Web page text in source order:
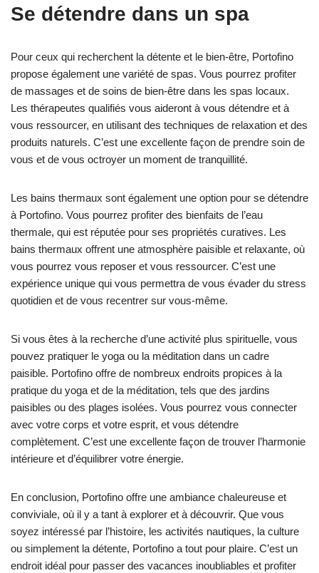
Se détendre dans un spa
Pour ceux qui recherchent la détente et le bien-être, Portofino
propose également une variété de spas. Vous pourrez profiter
de massages et de soins de bien-être dans les spas locaux.
Les thérapeutes qualifiés vous aideront à vous détendre et à
vous ressourcer, en utilisant des techniques de relaxation et des
produits naturels. C’est une excellente façon de prendre soin de
vous et de vous octroyer un moment de tranquillité.
Les bains thermaux sont également une option pour se détendre
à Portofino. Vous pourrez profiter des bienfaits de l’eau
thermale, qui est réputée pour ses propriétés curatives. Les
bains thermaux offrent une atmosphère paisible et relaxante, où
vous pourrez vous reposer et vous ressourcer. C’est une
expérience unique qui vous permettra de vous évader du stress
quotidien et de vous recentrer sur vous-même.
Si vous êtes à la recherche d’une activité plus spirituelle, vous
pouvez pratiquer le yoga ou la méditation dans un cadre
paisible. Portofino offre de nombreux endroits propices à la
pratique du yoga et de la méditation, tels que des jardins
paisibles ou des plages isolées. Vous pourrez vous connecter
avec votre corps et votre esprit, et vous détendre
complètement. C’est une excellente façon de trouver l’harmonie
intérieure et d’équilibrer votre énergie.
En conclusion, Portofino offre une ambiance chaleureuse et
conviviale, où il y a tant à explorer et à découvrir. Que vous
soyez intéressé par l’histoire, les activités nautiques, la culture
ou simplement la détente, Portofino a tout pour plaire. C’est un
endroit idéal pour passer des vacances inoubliables et profiter